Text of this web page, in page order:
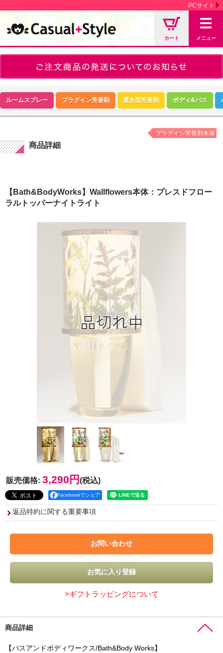
PCサイト
カート メニュー
ルームスプレー プラグイン芳香剤 置き型芳香剤 ボディ&バス
商品詳細
プラグイン芳香剤本体
【Bath&BodyWorks】Wallflowers本体：プレスドフロー
ラルトッパーナイトライト
販売価格: 3,290円 (税込)
Facebookでシェア
返品特約に関する重要事項
>ギフトラッピングについて
商品詳細
【バスアンドボディワークス/Bath&Body Works】